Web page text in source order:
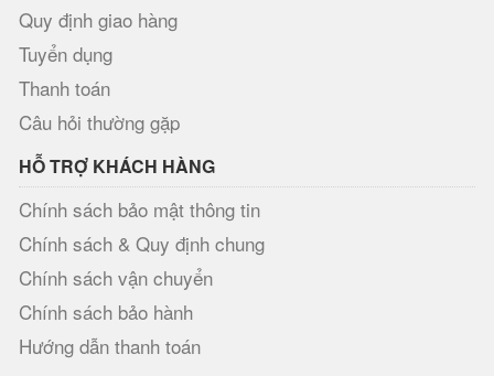
Quy định giao hàng
Tuyển dụng
Thanh toán
Câu hỏi thường gặp
HỖ TRỢ KHÁCH HÀNG
Chính sách bảo mật thông tin
Chính sách & Quy định chung
Chính sách vận chuyển
Chính sách bảo hành
Hướng dẫn thanh toán